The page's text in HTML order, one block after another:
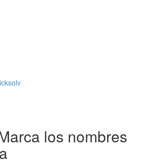
los nombres